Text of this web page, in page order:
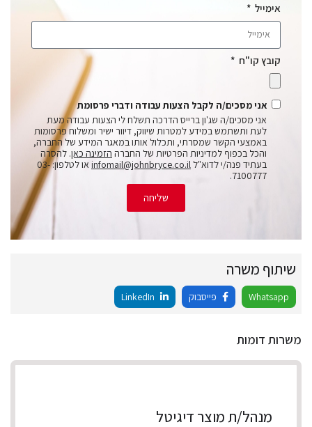
אימייל
קובץ קו"ח
אני מסכים/ה לקבל הצעות עבודה ודברי פרסומת
אני מסכים/ה שג'ון ברייס הדרכה תשלח לי הצעות עבודה מעת
לעת ותשתמש במידע למטרות שיווק, דיוור ישיר ומשלוח פרסומות
באמצעי הקשר שמסרתי, ותכלול אותו במאגר המידע של החברה,
והכל בכפוף למדיניות הפרטיות של החברה הזמינה כאן. להסרה
בעתיד פנה/י לדוא"ל infomail@johnbryce.co.il
או לטלפון: 03-
7100777.
שליחה
שיתוף משרה
Whatsapp פייסבוק
משרות דומות
מנהל/ת מוצר דיגיטל